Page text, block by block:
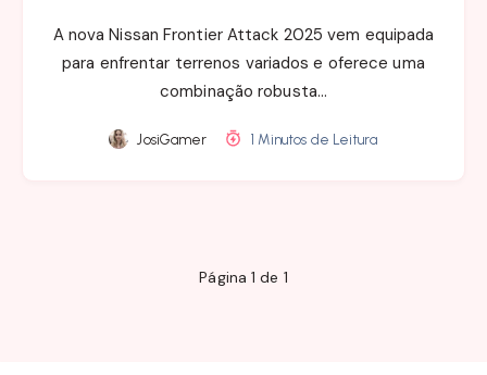
A nova Nissan Frontier Attack 2025 vem equipada
para enfrentar terrenos variados e oferece uma
combinação robusta…
JosiGamer 1 Minutos de Leitura
Página 1 de 1